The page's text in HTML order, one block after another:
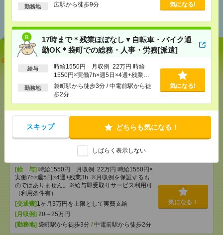
勤務地 広駅から徒歩9分 気になる!
17時まで＊残業ほぼなし▼自転車・バイク通
勤OK＊袋町での総務・人事・労務[派遣]
給与
時給1550円 月収例 22万円 時給
1550円×実働7h×週5日×4週+残業
3h ※月収例を保証するものではあり
ません。※給与即受取りサービス利用
勤務地
袋町駅から徒歩3分 / 中電前駅から徒
歩2分
気になる!
スキップ どちらも気になる！
しばらく表示しない
あなたの閲覧履歴からの
【単発】呉市広／8／8・9・22・23日＊自動車ディー
ラーでの受付・1日でもＯＫ[派遣]
[給 与]時給1300円 ・日額：9,100円（時給1,300
[交通費]・自転車通勤可 ・車通勤可(駐車場無料)
広駅から徒歩9分
17時まで＊残業ほぼなし▼自転車・バイク通勤OK＊
袋町での総務・人事・労務[派遣]
[給 与] 時給1550円 月収例 22万円 時給1550円×
実働7h×週5日×4週+残業3h ※月収例を保証するも
のではありません。※給与即受取りサービス利用可
（利用条件有）
[交通費]1ヶ月3万円を上限として実費支給
[月収例] 20～25万円
[勤務地] 袋町駅から徒歩3分 / 中電前駅から徒歩2分
気になる！